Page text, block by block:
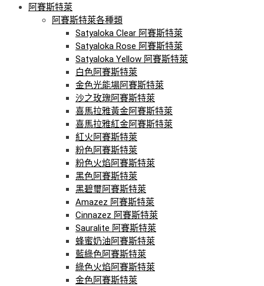
阿賽斯特萊
阿賽斯特萊各種類
Satyaloka Clear 阿賽斯特萊
Satyaloka Rose 阿賽斯特萊
Satyaloka Yellow 阿賽斯特萊
白色阿賽斯特萊
金色光能場阿賽斯特萊
沙之玫瑰阿賽斯特萊
喜馬拉雅黃金阿賽斯特萊
喜馬拉雅紅金阿賽斯特萊
紅火阿賽斯特萊
粉色阿賽斯特萊
粉色火焰阿賽斯特萊
黑色阿賽斯特萊
黑碧璽阿賽斯特萊
Amazez 阿賽斯特萊
Cinnazez 阿賽斯特萊
Sauralite 阿賽斯特萊
蜂蜜奶油阿賽斯特萊
藍綠色阿賽斯特萊
綠色火焰阿賽斯特萊
金色阿賽斯特萊